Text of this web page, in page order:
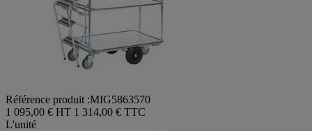
Référence produit :MIG5863570
1 095,00 € HT 1 314,00 € TTC
L'unité